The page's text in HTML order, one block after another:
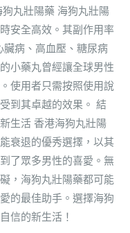
丸壯陽藥 海狗丸壯陽
安全高效。其副作用率
病、高血壓、糖尿病
小藥丸曾經讓全球男性
使用者只需按照使用說
到其卓越的效果。 結
生活 香港海狗丸壯陽
衰退的優秀選擇，以其
了眾多男性的喜愛。無
，海狗丸壯陽藥都可能
的最佳助手。選擇海狗
信的新生活！